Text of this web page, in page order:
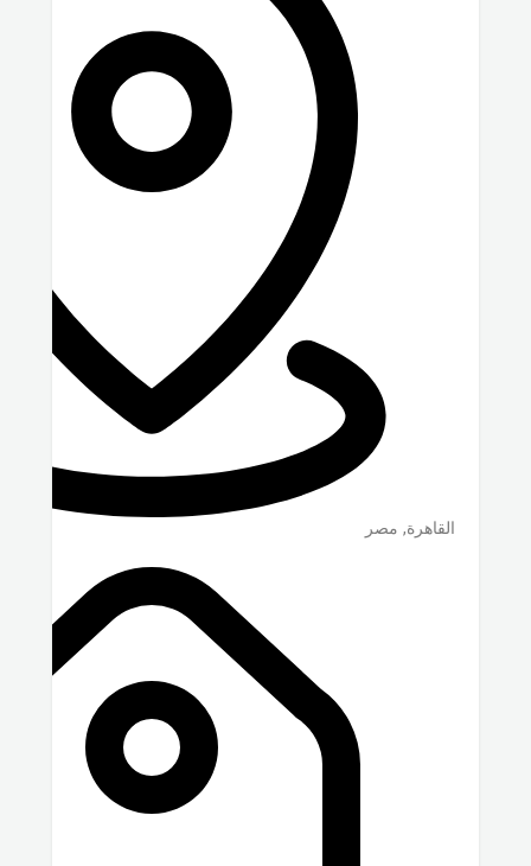
القاهرة, مصر